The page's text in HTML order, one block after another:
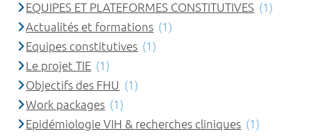
EQUIPES ET PLATEFORMES CONSTITUTIVES (1)
Actualités et formations (1)
Equipes constitutives (1)
Le projet TIE (1)
Objectifs des FHU (1)
Work packages (1)
Epidémiologie VIH & recherches cliniques (1)